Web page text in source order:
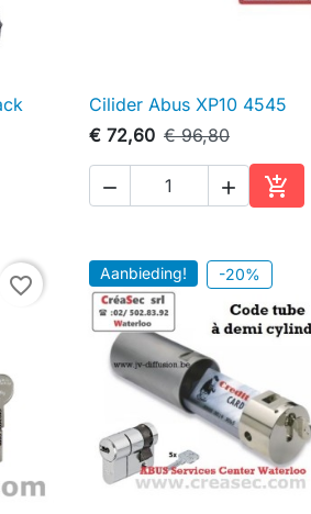
 Snel bekijken
Cilider Abus XP10 4545
€ 72,60 € 96,80
  
In
favorite_border Aanbieding! -20%